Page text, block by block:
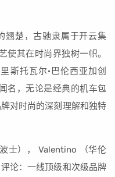
翘楚，古驰隶属于开云集
使其在时尚界独树一帜。
斯托瓦尔·巴伦西亚加创
名，无论是经典的机车包
对时尚的深刻理解和独特
士）， Valentino （华伦
论：一线顶级和次级品牌